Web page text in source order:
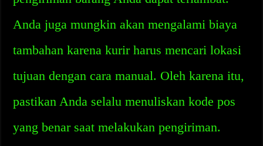
Anda juga mungkin akan mengalami biaya
tambahan karena kurir harus mencari lokasi
tujuan dengan cara manual. Oleh karena itu,
pastikan Anda selalu menuliskan kode pos
yang benar saat melakukan pengiriman.